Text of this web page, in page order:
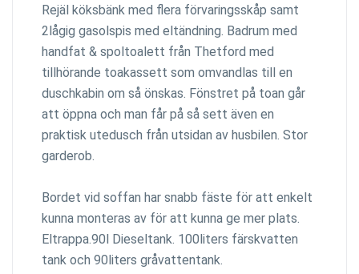
Rejäl köksbänk med flera förvaringsskåp samt
2lågig gasolspis med eltändning. Badrum med
handfat & spoltoalett från Thetford med
tillhörande toakassett som omvandlas till en
duschkabin om så önskas. Fönstret på toan går
att öppna och man får på så sett även en
praktisk utedusch från utsidan av husbilen. Stor
garderob.
Bordet vid soffan har snabb fäste för att enkelt
kunna monteras av för att kunna ge mer plats.
Eltrappa.90l Dieseltank. 100liters färskvatten
tank och 90liters gråvattentank.